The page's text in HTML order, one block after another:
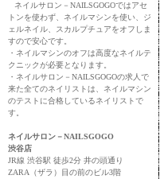
ネイルサロン－NAILSGOGOではアセ
トンを使わず、ネイルマシンを使い、ジ
ェルネイル、スカルプチュアをオフしま
すので安心です。
・ネイルマシンのオフは高度なネイルテ
クニックが必要となります。
・ネイルサロン－NAILSGOGOの求人で
来た全てのネイリストは、ネイルマシン
のテストに合格しているネイリストで
す。
ネイルサロン－NAILSGOGO
渋谷店
JR線 渋谷駅 徒歩2分 井の頭通り
ZARA（ザラ）目の前のビル3階